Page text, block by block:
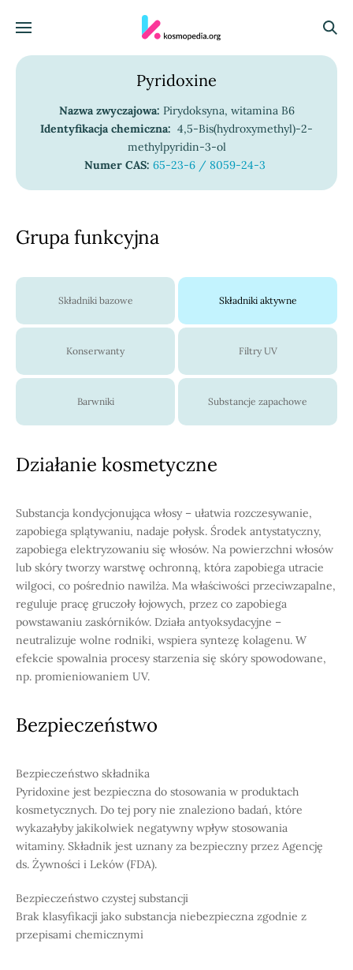
Menu
Pyridoxine
Nazwa zwyczajowa: Pirydoksyna, witamina B6
Identyfikacja chemiczna: 4,5-Bis(hydroxymethyl)-2-
methylpyridin-3-ol
Numer CAS: 65-23-6 / 8059-24-3
Grupa funkcyjna
Składniki bazowe Składniki aktywne
Konserwanty Filtry UV
Barwniki Substancje zapachowe
Działanie kosmetyczne
Substancja kondycjonująca włosy – ułatwia rozczesywanie,
zapobiega splątywaniu, nadaje połysk. Środek antystatyczny,
zapobiega elektryzowaniu się włosów. Na powierzchni włosów
lub skóry tworzy warstwę ochronną, która zapobiega utracie
wilgoci, co pośrednio nawilża. Ma właściwości przeciwzapalne,
reguluje pracę gruczoły łojowych, przez co zapobiega
powstawaniu zaskórników. Działa antyoksydacyjne –
neutralizuje wolne rodniki, wspiera syntezę kolagenu. W
efekcie spowalnia procesy starzenia się skóry spowodowane,
np. promieniowaniem UV.
Bezpieczeństwo
Bezpieczeństwo składnika
Pyridoxine jest bezpieczna do stosowania w produktach
kosmetycznych. Do tej pory nie znaleziono badań, które
wykazałyby jakikolwiek negatywny wpływ stosowania
witaminy. Składnik jest uznany za bezpieczny przez Agencję
ds. Żywności i Leków (FDA).
Bezpieczeństwo czystej substancji
Brak klasyfikacji jako substancja niebezpieczna zgodnie z
przepisami chemicznymi